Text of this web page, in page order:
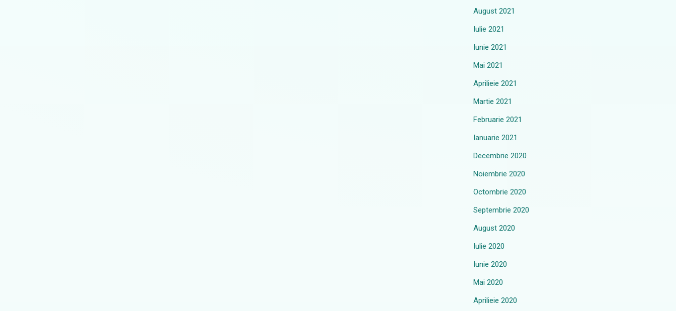
August 2021
Iulie 2021
Iunie 2021
Mai 2021
Aprilieie 2021
Martie 2021
Februarie 2021
Ianuarie 2021
Decembrie 2020
Noiembrie 2020
Octombrie 2020
Septembrie 2020
August 2020
Iulie 2020
Iunie 2020
Mai 2020
Aprilieie 2020